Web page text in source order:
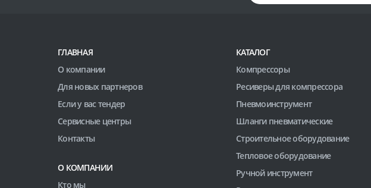
ГЛАВНАЯ
О компании
Для новых партнеров
Если у вас тендер
Сервисные центры
Контакты
О КОМПАНИИ
Кто мы
КАТАЛОГ
Компрессоры
Ресиверы для компрессора
Пневмоинструмент
Шланги пневматические
Строительное оборудование
Тепловое оборудование
Ручной инструмент